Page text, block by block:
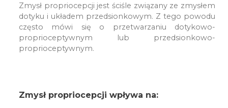
Zmysł propriocepcji jest ściśle związany ze zmysłem
dotyku i układem przedsionkowym. Z tego powodu
często mówi się o przetwarzaniu dotykowo-
proprioceptywnym lub przedsionkowo-
proprioceptywnym.
Zmysł propriocepcji wpływa na: